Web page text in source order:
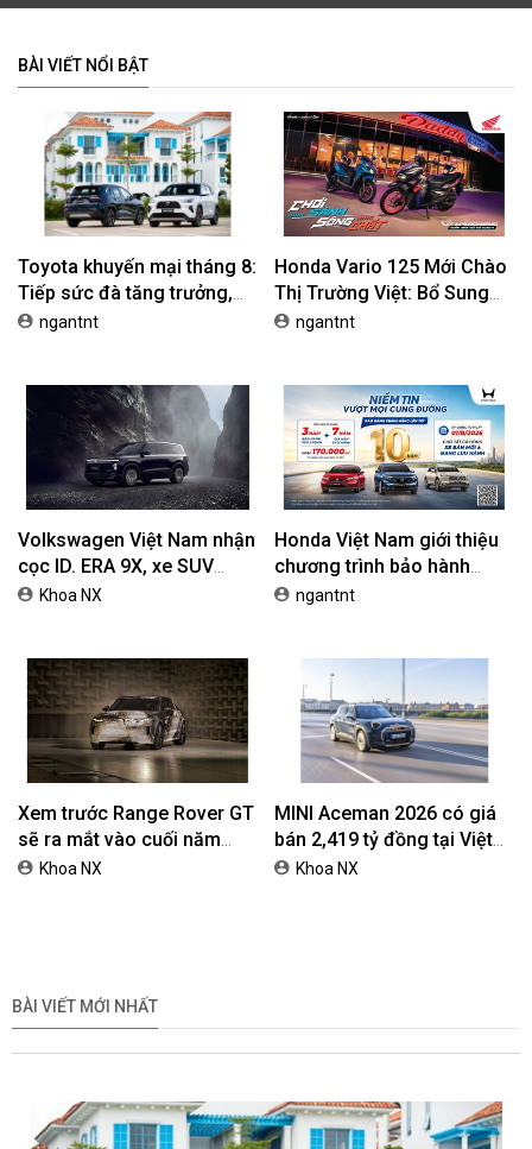
BÀI VIẾT NỔI BẬT
Toyota khuyến mại tháng 8:
Tiếp sức đà tăng trưởng,
tối ưu chi phí mua xe
ngantnt
Honda Vario 125 Mới Chào
Thị Trường Việt: Bổ Sung
Phiên Bản Street, Giá Từ
ngantnt
Volkswagen Việt Nam nhận
cọc ID. ERA 9X, xe SUV
EREV dự kiến giá dưới 3 tỷ
Khoa NX
Honda Việt Nam giới thiệu
chương trình bảo hành
chính hãng lên tới 10 năm
ngantnt
Xem trước Range Rover GT
sẽ ra mắt vào cuối năm
2026Khoa NX
MINI Aceman 2026 có giá
bán 2,419 tỷ đồng tại Việt
NamKhoa NX
BÀI VIẾT MỚI NHẤT